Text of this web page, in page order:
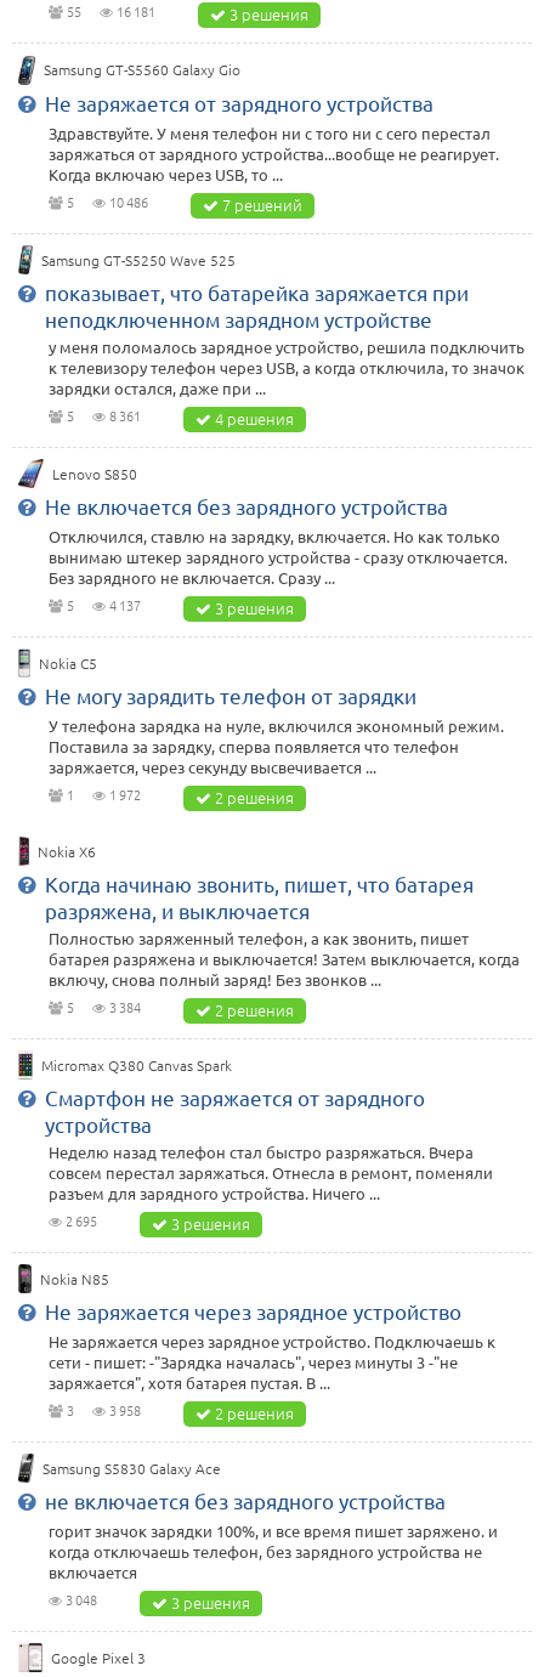
55 16 181 3 решения
Samsung GT-S5560 Galaxy Gio
Не заряжается от зарядного устройства
Здравствуйте. У меня телефон ни с того ни с сего перестал
заряжаться от зарядного устройства...вообще не реагирует.
Когда включаю через USB, то ...
5 10 486 7 решений
Samsung GT-S5250 Wave 525
показывает, что батарейка заряжается при
неподключенном зарядном устройстве
у меня поломалось зарядное устройство, решила подключить
к телевизору телефон через USB, а когда отключила, то значок
зарядки остался, даже при ...
5 8 361 4 решения
Lenovo S850
Не включается без зарядного устройства
Отключился, ставлю на зарядку, включается. Но как только
вынимаю штекер зарядного устройства - сразу отключается.
Без зарядного не включается. Сразу ...
5 4 137 3 решения
Nokia C5
Не могу зарядить телефон от зарядки
У телефона зарядка на нуле, включился экономный режим.
Поставила за зарядку, сперва появляется что телефон
заряжается, через секунду высвечивается ...
1 1 972 2 решения
Nokia X6
Когда начинаю звонить, пишет, что батарея
разряжена, и выключается
Полностью заряженный телефон, а как звонить, пишет
батарея разряжена и выключается! Затем выключается, когда
включу, снова полный заряд! Без звонков ...
5 3 384 2 решения
Micromax Q380 Canvas Spark
Смартфон не заряжается от зарядного
устройства
Неделю назад телефон стал быстро разряжаться. Вчера
совсем перестал заряжаться. Отнесла в ремонт, поменяли
разъем для зарядного устройства. Ничего ...
2 695 3 решения
Nokia N85
Не заряжается через зарядное устройство
Не заряжается через зарядное устройство. Подключаешь к
сети - пишет: -"Зарядка началась", через минуты 3 -"не
заряжается", хотя батарея пустая. В ...
3 3 958 2 решения
Samsung S5830 Galaxy Ace
не включается без зарядного устройства
горит значок зарядки 100%, и все время пишет заряжено. и
когда отключаешь телефон, без зарядного устройства не
включается
3 048 3 решения
Google Pixel 3